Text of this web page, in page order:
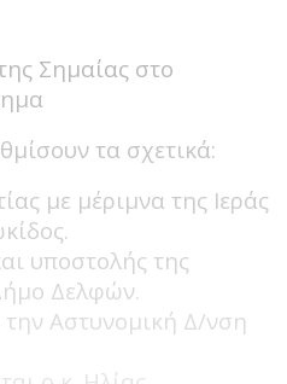
Σημαίας στο
τα σχετικά:
με μέριμνα της Ιεράς
υποστολής της
Δελφών.
Αστυνομική Δ/νση